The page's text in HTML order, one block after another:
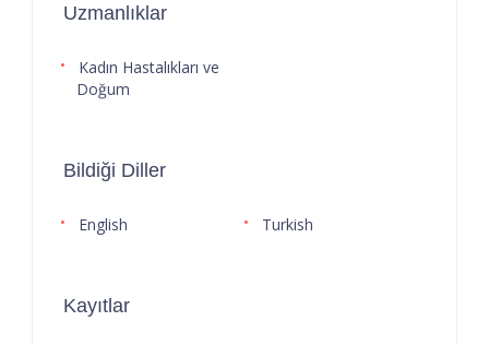
Uzmanlıklar
Kadın Hastalıkları ve
Doğum
Bildiği Diller
English Turkish
Kayıtlar